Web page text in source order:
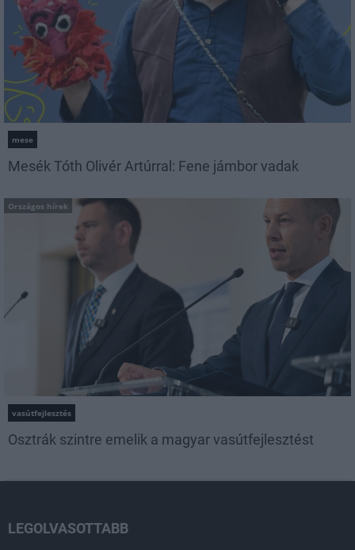
mese
Mesék Tóth Olivér Artúrral: Fene jámbor vadak
Országos hírek
vasútfejlesztés
Osztrák szintre emelik a magyar vasútfejlesztést
LEGOLVASOTTABB